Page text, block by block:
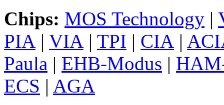
Chips: MOS Technology |
PIA | VIA | TPI | CIA |
Paula | EHB-Modus |
ECS | AGA